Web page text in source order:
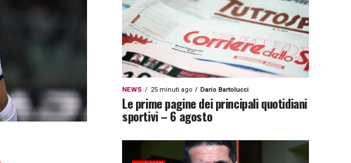
NEWS 25 minuti ago Dario Bartolucci
Le prime pagine dei principali quotidiani
sportivi – 6 agosto